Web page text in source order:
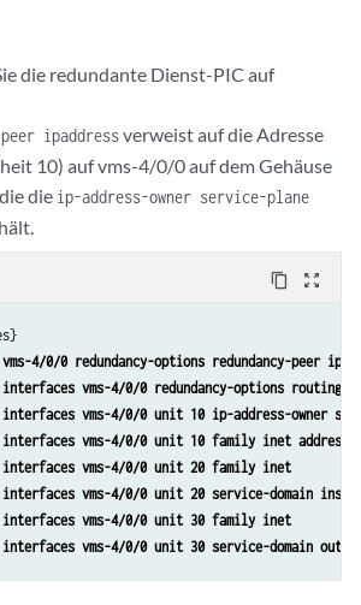
die redundante Dienst-PIC auf
peer ipaddressverweist auf die Adresse
10) auf vms-4/0/0 auf dem Gehäuse
die ip-address-owner service-plane
content_copy zoom_out_map
4/0/0 redundancy-options redundancy-peer
vms-4/0/0 redundancy-options routing-
vms-4/0/0 unit 10 ip-address-owner
vms-4/0/0 unit 10 family inet address
vms-4/0/0 unit 20 family inet
vms-4/0/0 unit 20 service-domain
vms-4/0/0 unit 30 family inet
vms-4/0/0 unit 30 service-domain